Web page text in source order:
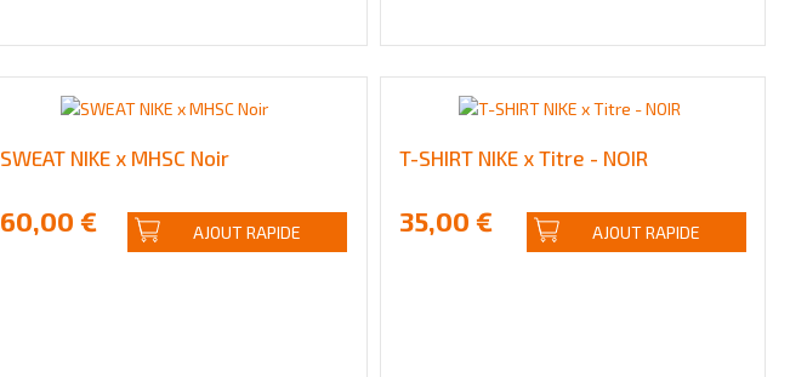
SWEAT NIKE x MHSC Noir
60,00 € AJOUT RAPIDE
T-SHIRT NIKE x Titre - NOIR
35,00 € AJOUT RAPIDE